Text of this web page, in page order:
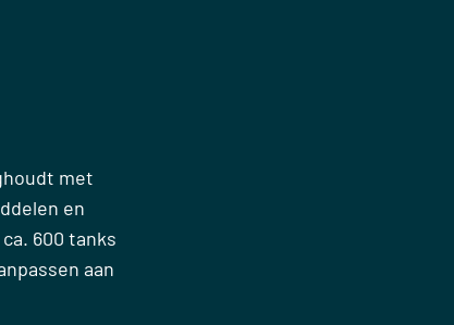
met
en
600 tanks
aan